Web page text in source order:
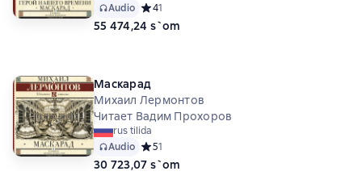
Audio Средний рейтинг 4 на основе 1 оценок
41
55 474,24 s`om
Маскарад
Михаил Лермонтов
Читает Вадим Прохоров
rus tilida
Audio Средний рейтинг 5 на основе 1 оценок
51
30 723,07 s`om